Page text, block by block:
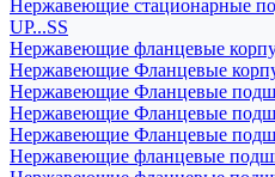
Нержавеющие стационарные
UP...SS
Нержавеющие фланцевые
Нержавеющие Фланцевые
Нержавеющие Фланцевые
Нержавеющие Фланцевые
Нержавеющие Фланцевые
Нержавеющие фланцевые